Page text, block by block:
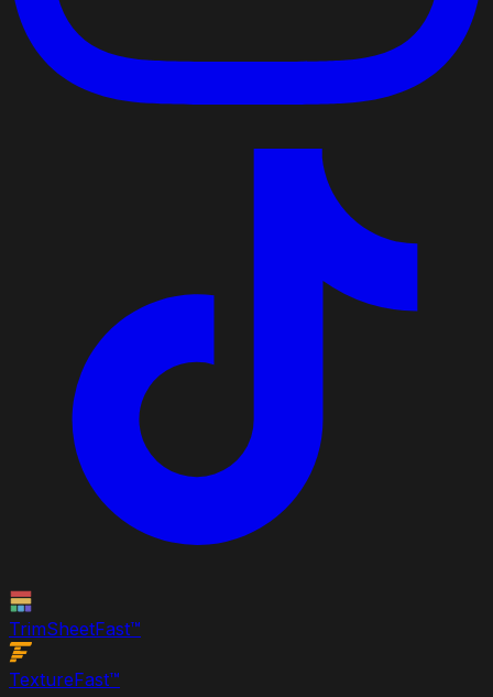
TrimSheetFast™
TextureFast™